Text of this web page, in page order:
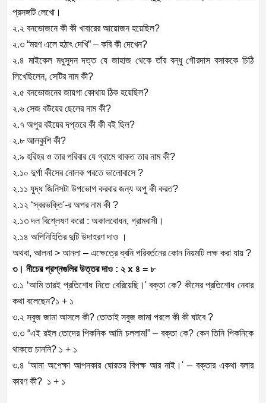
প্রসঙ্গটি লেখো।
২.২ বনভোজনে কী কী খাবারের আয়োজন হয়েছিল?
২.৩ “মরণ এলে হঠাৎ দেখি” – কবি কী দেখেন?
২.৪ মাইকেল মধুসুদন দত্ত যে জাহাজ থেকে তাঁর বন্ধু গৌরদাস বসাককে চিঠি
লিখেছিলেন, সেটির নাম কী?
২.৫ বনভোজনের জায়গা কোথায় ঠিক হয়েছিল?
২.৬ সেজ বউয়ের ছেলের নাম কী?
২.৭ অপুর বইয়ের দপ্তরে কী কী বই ছিল?
২.৮ আলকুশি কী?
২.৯ হরিহর ও তার পরিবার যে গ্রামে থাকত তার নাম কী?
২.১০ দুর্গা কীসের নোলক পরতে ভালোবাসে ?
২.১১ যুদ্ধ জিনিসটা উপভোগ করবার জন্য অপু কী করত?
২.১২ ‘স্বরভক্তি'-র অপর নাম কী ?
২.১৩ দল বিশ্লেষণ করো : অকালবোধন, গ্রামবাসী।
২.১৪ অপিনিহিতির দুটি উদাহরণ দাও ।
অথবা, আলনা > আনলা – এক্ষেত্রে ধ্বনি পরিবর্তনের কোন নিয়মটি লক্ষ করা যায় ?
৩। নীচের প্রশ্নগুলির উত্তর দাও : ২ x ৪ = ৮
৩.১ ‘আমি তারই প্রতিশোধ নিতে বেরিয়েছি।' বক্তা কে? কীসের প্রতিশোধ নেবার
কথা বলেছেন?১ + ১
৩.২ সবুজ জামা আসলে কী? তোতাই সবুজ জামা পরলে কী কী ঘটবে ?
৩.৩ “এই রইল তোদের পিকনিক আমি চললাম!” – বক্তা কে? কেন তিনি পিকনিকে
থাকতে চাননি? ১ + ১
৩.৪ ‘আমা অপেক্ষা আপনকার ঘোরতর বিপক্ষ আর নাই।' – বক্তার একথা বলার
কারণ কী? ১ + ১